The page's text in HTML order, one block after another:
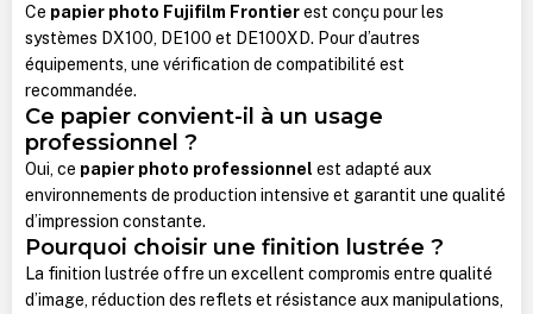
Ce papier photo Fujifilm Frontierest conçu pour les
systèmes DX100, DE100 et DE100XD. Pour d’autres
équipements, une vérification de compatibilité est
recommandée.
Ce papier convient-il à un usage
professionnel ?
Oui, ce papier photo professionnel est adapté aux
environnements de production intensive et garantit une qualité
d’impression constante.
Pourquoi choisir une finition lustrée ?
La finition lustrée offre un excellent compromis entre qualité
d’image, réduction des reflets et résistance aux manipulations,